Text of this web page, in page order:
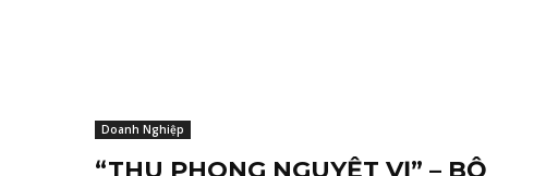
Doanh Nghiệp
“THU PHONG NGUYỆT VỊ” – BỘ